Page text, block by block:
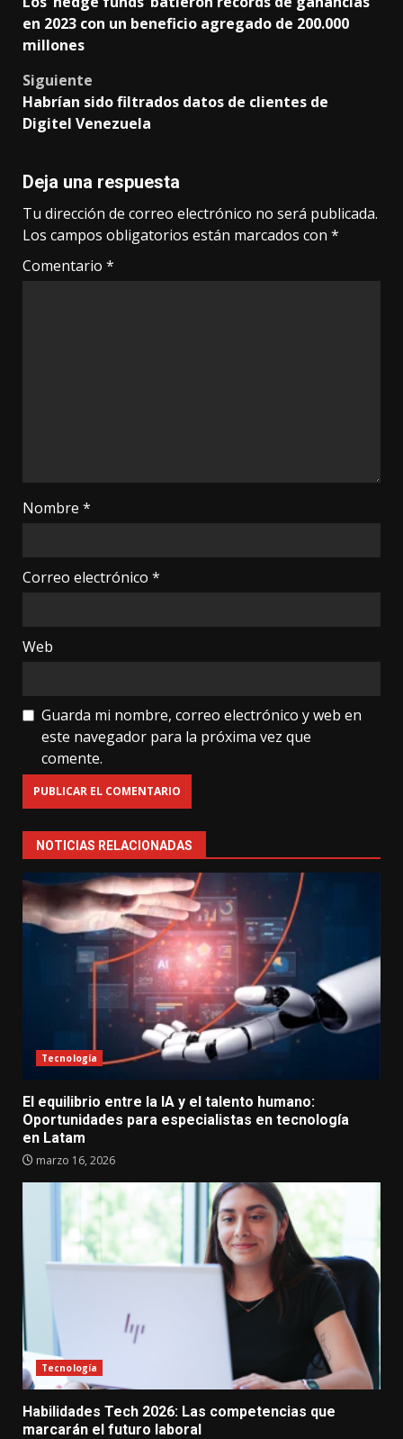
navigation
en 2023 con un beneficio agregado de 200.000
millones
Siguiente
Habrían sido filtrados datos de clientes de
Digitel Venezuela
Deja una respuesta
Tu dirección de correo electrónico no será publicada.
Los campos obligatorios están marcados con *
Comentario *
Nombre *
Correo electrónico *
Web
Guarda mi nombre, correo electrónico y web en
este navegador para la próxima vez que
comente.
NOTICIAS RELACIONADAS
Tecnología
El equilibrio entre la IA y el talento humano:
Oportunidades para especialistas en tecnología
en Latam
marzo 16, 2026
Tecnología
Habilidades Tech 2026: Las competencias que
marcarán el futuro laboral